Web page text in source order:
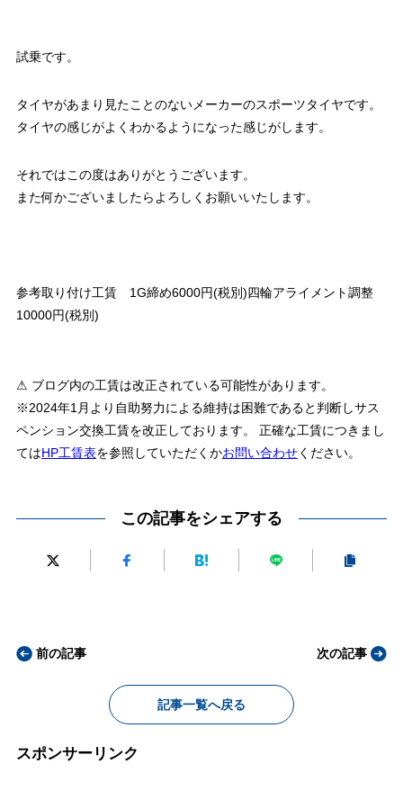
試乗です。
タイヤがあまり見たことのないメーカーのスポーツタイヤです。
タイヤの感じがよくわかるようになった感じがします。
それではこの度はありがとうございます。
また何かございましたらよろしくお願いいたします。
参考取り付け工賃 1G締め6000円(税別)四輪アライメント調整
10000円(税別)
⚠ ブログ内の工賃は改正されている可能性があります。
※2024年1月より自助努力による維持は困難であると判断しサス
ペンション交換工賃を改正しております。 正確な工賃につきまし
てはHP工賃表を参照していただくかお問い合わせください。
この記事をシェアする
前の記事
記事一覧へ戻る
次の記事
スポンサーリンク